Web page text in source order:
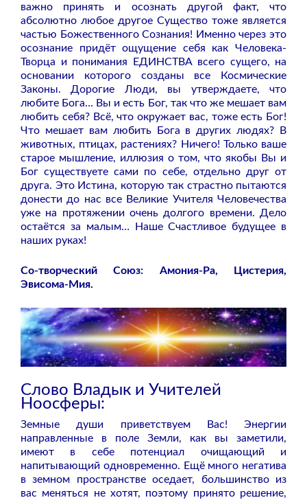
важно принять и осознать другой факт, что
абсолютно любое другое Существо тоже является
частью Божественного Сознания! Именно через это
осознание придёт ощущение себя как Человека-
Творца и понимания ЕДИНСТВА всего сущего, на
основании которого созданы все Космические
Законы. Дорогие Люди, вы утверждаете, что
любите Бога… Вы и есть Бог, так что же мешает вам
любить себя? Всё, что окружает вас, тоже есть Бог!
Что мешает вам любить Бога в других людях? В
животных, птицах, растениях? Ничего! Только ваше
старое мышление, иллюзия о том, что якобы Вы и
Бог существуете сами по себе, отдельно друг от
друга. Это Истина, которую так страстно пытаются
донести до нас все Великие Учителя Человечества
уже на протяжении очень долгого времени. Дело
остаётся за малым… Наше Счастливое будущее в
наших руках!
Со-творческий Союз: Амония-Ра, Цистерия,
Эвисома-Мия.
Слово Владык и Учителей
Ноосферы:
Земные души приветствуем Вас! Энергии
направленные в поле Земли, как вы заметили,
имеют в себе потенциал очищающий и
напитывающий одновременно. Ещё много негатива
в земном пространстве оседает, большинство из
вас меняться не хотят, поэтому принято решение,